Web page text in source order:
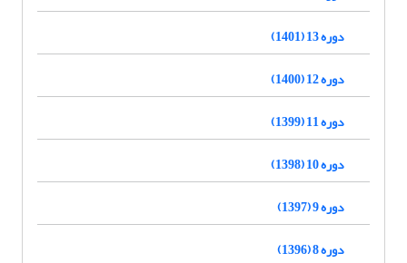
دوره 13 (1401)
دوره 12 (1400)
دوره 11 (1399)
دوره 10 (1398)
دوره 9 (1397)
دوره 8 (1396)